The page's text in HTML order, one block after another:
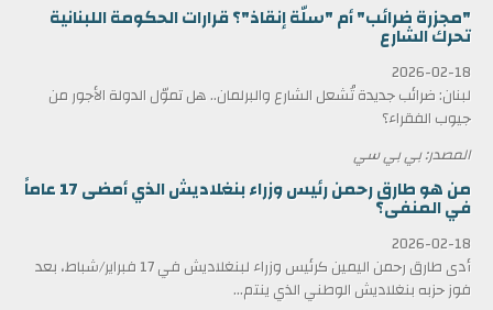
"مجزرة ضرائب" أم "سلّة إنقاذ"؟ قرارات الحكومة اللبنانية
تحرك الشارع
2026-02-18
لبنان: ضرائب جديدة تُشعل الشارع والبرلمان.. هل تموّل الدولة الأجور من
جيوب الفقراء؟
المصدر: بي بي سي
من هو طارق رحمن رئيس وزراء بنغلاديش الذي أمضى 17 عاماً
في المنفى؟
2026-02-18
أدى طارق رحمن اليمين كرئيس وزراء لبنغلاديش في 17 فبراير/شباط، بعد
فوز حزبه بنغلاديش الوطني الذي ينتم...